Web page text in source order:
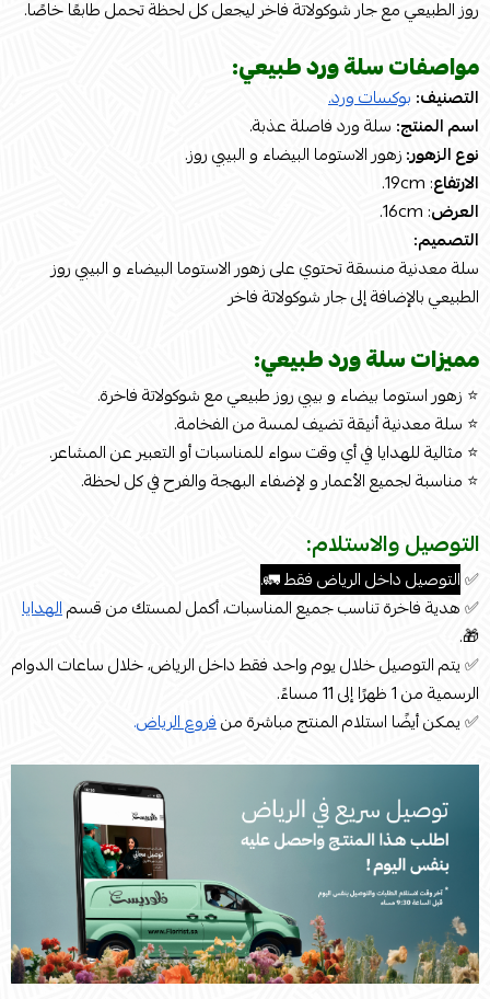
روز الطبيعي مع جار شوكولاتة فاخر ليجعل كل لحظة تحمل طابعًا خاصًا.
مواصفات سلة ورد طبيعي:
التصنيف: بوكسات ورد.
اسم المنتج: سلة ورد فاصلة عذبة.
نوع الزهور:زهور الاستوما البيضاء و البيبي روز.
الارتفاع: 19cm.
العرض: 16cm.
التصميم:
سلة معدنية منسقة تحتوي على زهور الاستوما البيضاء و البيبي روز
الطبيعي بالإضافة إلى جار شوكولاتة فاخر
مميزات سلة ورد طبيعي:
⭐ زهور استوما بيضاء و بيبي روز طبيعي مع شوكولاتة فاخرة.
⭐ سلة معدنية أنيقة تضيف لمسة من الفخامة.
⭐ مثالية للهدايا في أي وقت سواء للمناسبات أو التعبير عن المشاعر.
⭐ مناسبة لجميع الأعمار و لإضفاء البهجة والفرح في كل لحظة.
التوصيل والاستلام:
✅التوصيل داخل الرياض فقط 🚛.
✅ هدية فاخرة تناسب جميع المناسبات، أكمل لمستك من قسمالهدايا
🎁.
✅ يتم التوصيل خلال يوم واحد فقط داخل الرياض، خلال ساعات الدوام
الرسمية من 1 ظهرًا إلى 11 مساءً.
✅ يمكن أيضًا استلام المنتج مباشرة منفروع الرياض.